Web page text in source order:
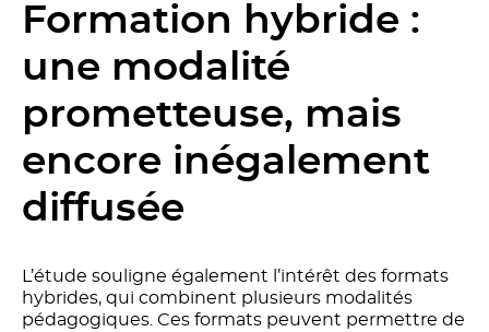
Formation hybride :
une modalité
prometteuse, mais
encore inégalement
diffusée
L’étude souligne également l’intérêt des formats
hybrides, qui combinent plusieurs modalités
pédagogiques. Ces formats peuvent permettre de